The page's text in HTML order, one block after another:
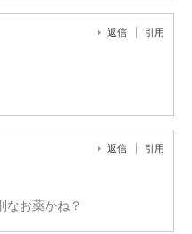
返信 引用
返信 引用
なお薬かね？